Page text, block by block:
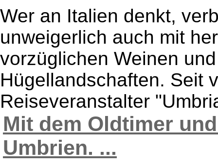
Wer an Italien denkt,
unweigerlich auch mit
vorzüglichen Weinen
Hügellandschaften. Seit
Reiseveranstalter
Mit dem Oldtimer
Umbrien. ...